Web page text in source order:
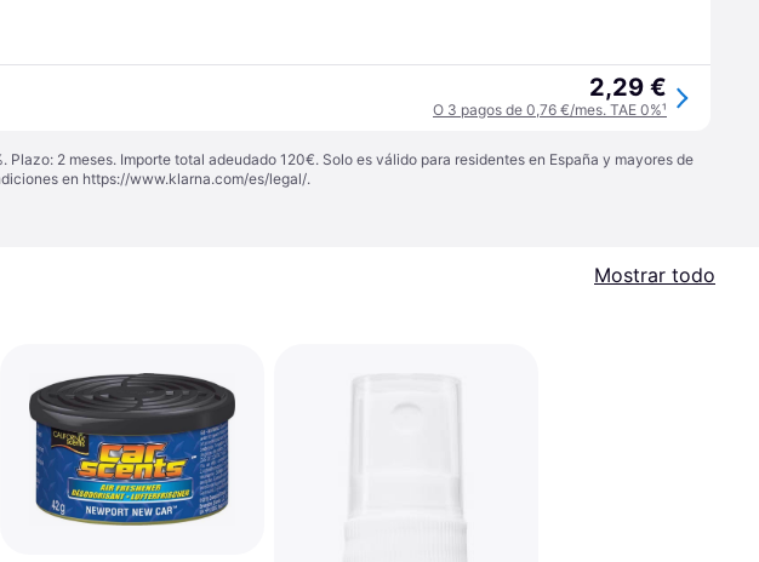
2,29 €
O 3 pagos de 0,76 €/mes. TAE 0%¹
2 meses. Importe total adeudado 120€. Solo es válido para residentes en España y mayores de
en https://www.klarna.com/es/legal/.
Mostrar todo